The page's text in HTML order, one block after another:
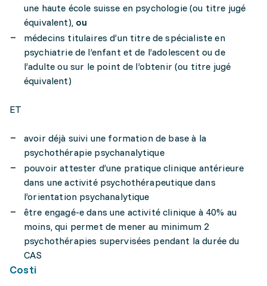
une haute école suisse en psychologie (ou titre jugé
équivalent), ou
médecins titulaires d’un titre de spécialiste en
psychiatrie de l’enfant et de l’adolescent ou de
l’adulte ou sur le point de l’obtenir (ou titre jugé
équivalent)
ET
avoir déjà suivi une formation de base à la
psychothérapie psychanalytique
pouvoir attester d’une pratique clinique antérieure
dans une activité psychothérapeutique dans
l’orientation psychanalytique
être engagé-e dans une activité clinique à 40% au
moins, qui permet de mener au minimum 2
psychothérapies supervisées pendant la durée du
CAS
Costi